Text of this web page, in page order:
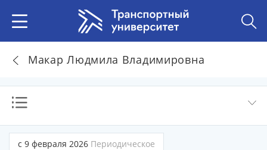
Макар Людмила Владимировна
с 9 февраля 2026 Периодическое